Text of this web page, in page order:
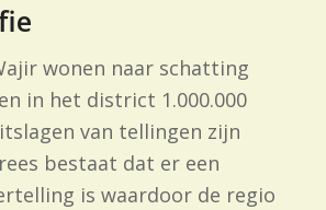
wonen naar schatting
in het district 1.000.000
van tellingen zijn
bestaat dat er een
is waardoor de regio